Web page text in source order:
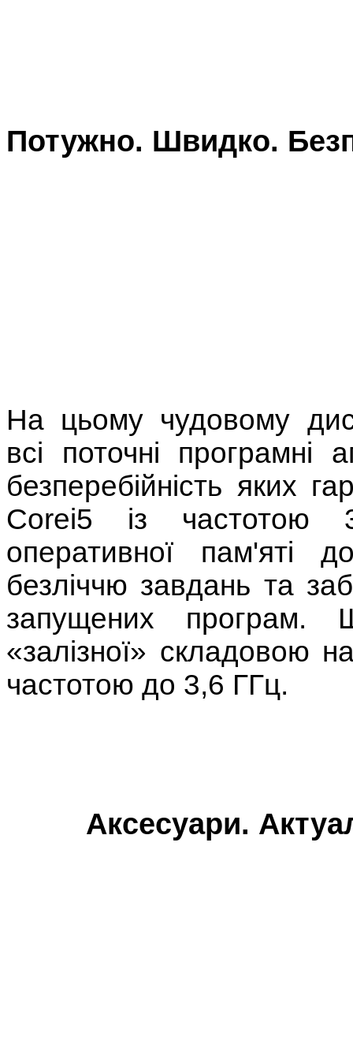
Потужно. Швидко.
На цьому чудовому
всі поточні програмні
безперебійність яких
Corei5 із частотою
оперативної пам'яті
безліччю завдань та
запущених програм.
«залізної» складовою
частотою до 3,6 ГГц.
Аксесуари.